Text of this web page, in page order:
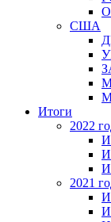
США
Итоги
2022
2021